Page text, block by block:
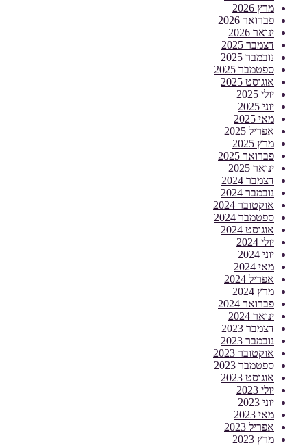
מרץ 2026
פברואר 2026
ינואר 2026
דצמבר 2025
נובמבר 2025
ספטמבר 2025
אוגוסט 2025
יולי 2025
יוני 2025
מאי 2025
אפריל 2025
מרץ 2025
פברואר 2025
ינואר 2025
דצמבר 2024
נובמבר 2024
אוקטובר 2024
ספטמבר 2024
אוגוסט 2024
יולי 2024
יוני 2024
מאי 2024
אפריל 2024
מרץ 2024
פברואר 2024
ינואר 2024
דצמבר 2023
נובמבר 2023
אוקטובר 2023
ספטמבר 2023
אוגוסט 2023
יולי 2023
יוני 2023
מאי 2023
אפריל 2023
מרץ 2023